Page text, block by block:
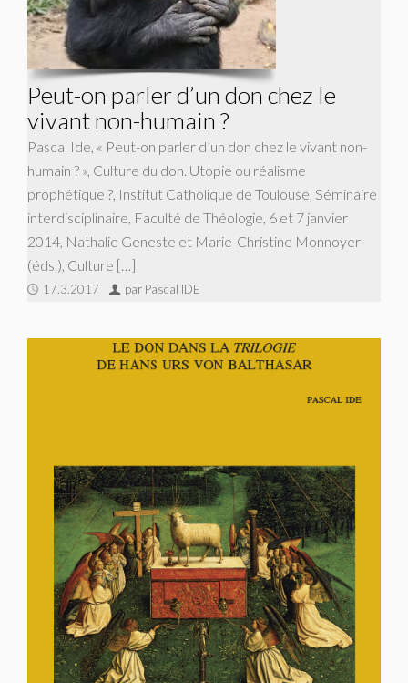
Peut-on parler d’un don chez le
vivant non-humain ?
Pascal Ide, « Peut-on parler d’un don chez le vivant non-
humain ? », Culture du don. Utopie ou réalisme
prophétique ?, Institut Catholique de Toulouse, Séminaire
interdisciplinaire, Faculté de Théologie, 6 et 7 janvier
2014, Nathalie Geneste et Marie-Christine Monnoyer
(éds.), Culture […]
17.3.2017 par Pascal IDE